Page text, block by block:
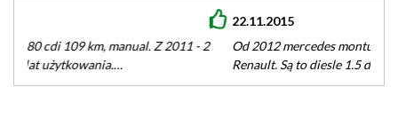
Od 2012 mercedes montuje z takim oznaczeniem silniki
Renault. Są to diesle 1.5 dci oraz 1.6 dci.